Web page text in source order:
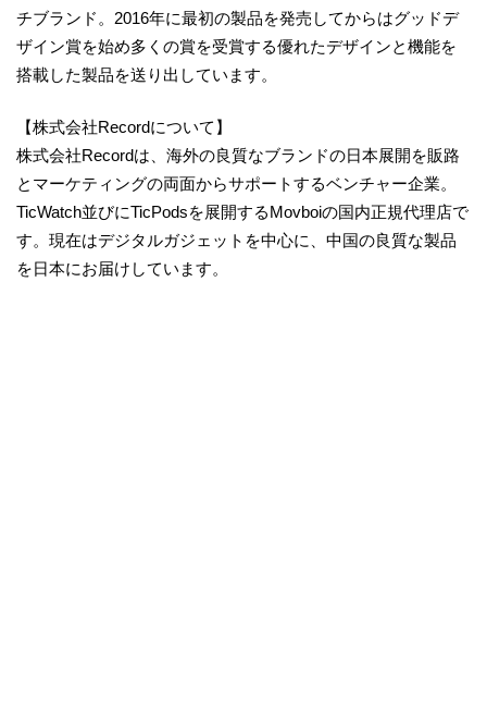
チブランド。2016年に最初の製品を発売してからはグッドデ
ザイン賞を始め多くの賞を受賞する優れたデザインと機能を
搭載した製品を送り出しています。
【株式会社Recordについて】
株式会社Recordは、海外の良質なブランドの日本展開を販路
とマーケティングの両面からサポートするベンチャー企業。
TicWatch並びにTicPodsを展開するMovboiの国内正規代理店で
す。現在はデジタルガジェットを中心に、中国の良質な製品
を日本にお届けしています。